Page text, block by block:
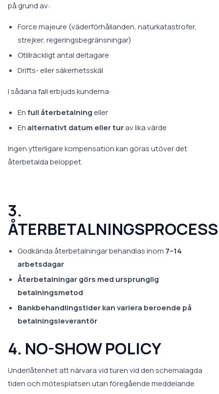
på grund av:
Force majeure (väderförhållanden, naturkatastrofer,
strejker, regeringsbegränsningar)
Otillräckligt antal deltagare
Drifts- eller säkerhetsskäl
I sådana fall erbjuds kunderna:
Enfull återbetalningeller
Enalternativt datum eller turav lika värde
Ingen ytterligare kompensation kan göras utöver det
återbetalda beloppet.
3.
ÅTERBETALNINGSPROCESS
Godkända återbetalningar behandlas inom 7–14
arbetsdagar
Återbetalningar görs med ursprunglig
betalningsmetod
Bankbehandlingstider kan variera beroende på
betalningsleverantör
4. NO-SHOW POLICY
Underlåtenhet att närvara vid turen vid den schemalagda
tiden och mötesplatsen utan föregående meddelande